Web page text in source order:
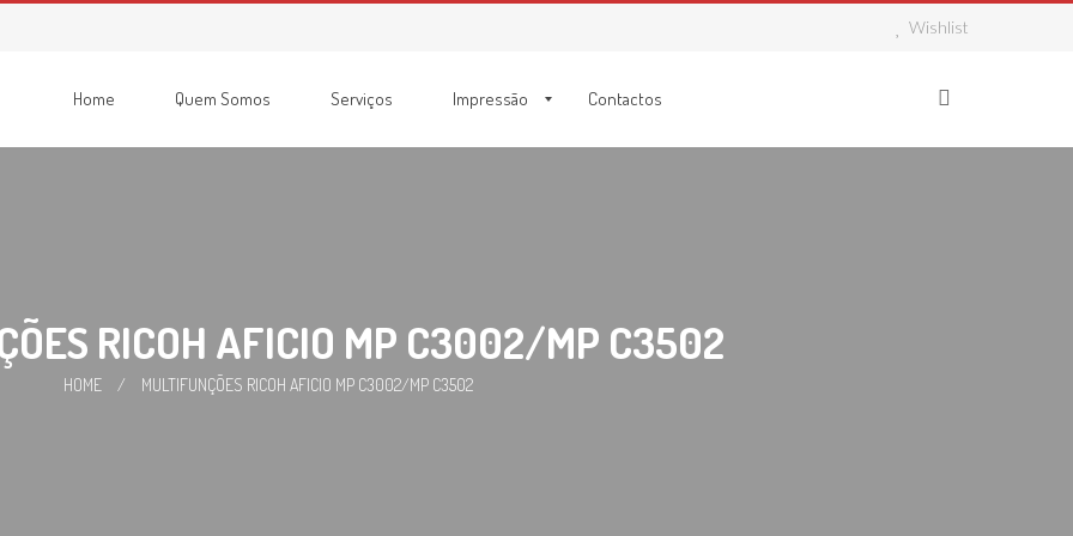
Wishlist
Home Quem Somos Serviços Impressão Contactos
RICOH AFICIO MP C3002/MP C3502
HOME / MULTIFUNÇÕES RICOH AFICIO MP C3002/MP C3502